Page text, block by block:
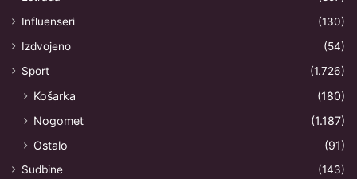
Influenseri
(130)
Izdvojeno
(54)
Sport
(1.726)
Košarka
(180)
Nogomet
(1.187)
Ostalo
(91)
Sudbine
(143)